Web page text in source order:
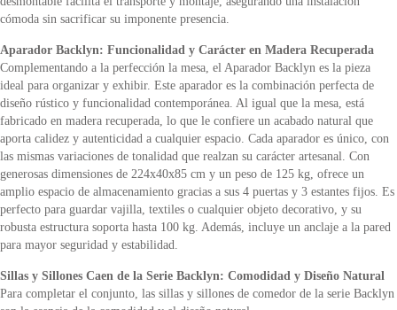
cómoda sin sacrificar su imponente presencia.
Aparador Backlyn: Funcionalidad y Carácter en Madera Recuperada
Complementando a la perfección la mesa, el Aparador Backlyn es la pieza
ideal para organizar y exhibir. Este aparador es la combinación perfecta de
diseño rústico y funcionalidad contemporánea. Al igual que la mesa, está
fabricado en madera recuperada, lo que le confiere un acabado natural que
aporta calidez y autenticidad a cualquier espacio. Cada aparador es único, con
las mismas variaciones de tonalidad que realzan su carácter artesanal. Con
generosas dimensiones de 224x40x85 cm y un peso de 125 kg, ofrece un
amplio espacio de almacenamiento gracias a sus 4 puertas y 3 estantes fijos. Es
perfecto para guardar vajilla, textiles o cualquier objeto decorativo, y su
robusta estructura soporta hasta 100 kg. Además, incluye un anclaje a la pared
para mayor seguridad y estabilidad.
Sillas y Sillones Caen de la Serie Backlyn: Comodidad y Diseño Natural
Para completar el conjunto, las sillas y sillones de comedor de la serie Backlyn